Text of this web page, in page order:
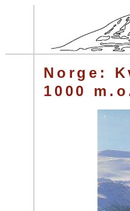
Norge:
1000